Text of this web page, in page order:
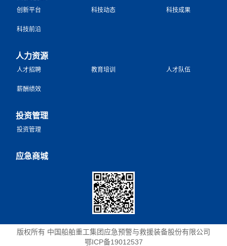
创新平台 科技动态 科技成果
科技前沿
人力资源
人才招聘 教育培训 人才队伍
薪酬绩效
投资管理
投资管理
应急商城
版权所有 中国船舶重工集团应急预警与救援装备股份有限公司
鄂ICP备19012537